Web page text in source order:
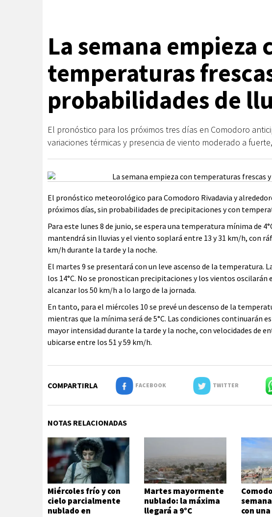
La semana empieza
temperaturas
probabilidades de
El pronóstico para los próximos tres días en Comodoro
variaciones térmicas y presencia de viento moderado a
El pronóstico meteorológico para Comodoro Rivadavia y
próximos días, sin probabilidades de precipitaciones y con
Para este lunes 8 de junio, se espera una temperatura mínima de
mantendrá sin lluvias y el viento soplará entre 13 y 31 km/h, con
km/h durante la tarde y la noche.
El martes 9 se presentará con un leve ascenso de la temperatura.
los 14°C. No se pronostican precipitaciones y los vientos oscilarán
alcanzar los 50 km/h a lo largo de la jornada.
En tanto, para el miércoles 10 se prevé un descenso de la
mientras que la mínima será de 5°C. Las condiciones continuarán
mayor intensidad durante la tarde y la noche, con velocidades de
ubicarse entre los 51 y 59 km/h.
COMPARTIRLA FACEBOOK TWITTER
NOTAS RELACIONADAS
Miércoles frío y con
cielo parcialmente
nublado en
Martes mayormente
nublado: la máxima
llegará a 9°C
con